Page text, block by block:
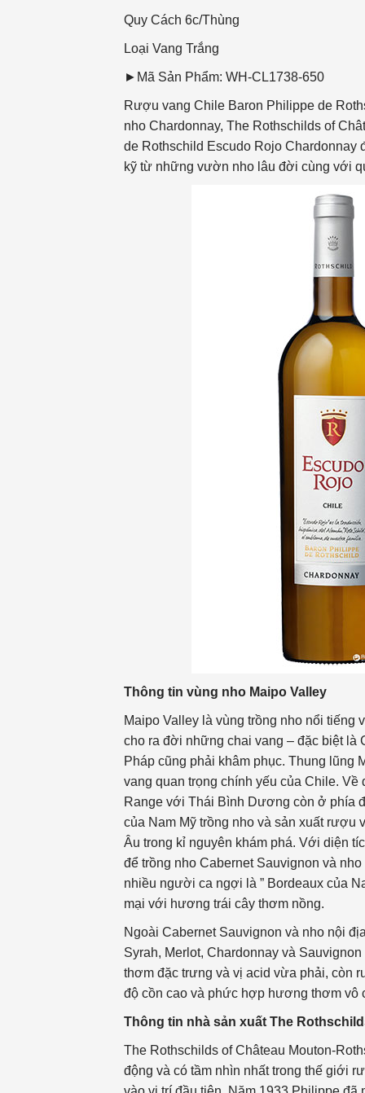
Quy Cách 6c/Thùng
Loại Vang Trắng
►Mã Sản Phẩm: WH-CL1738-650
Rượu vang Chile Baron Philippe de
nho Chardonnay, The Rothschilds of
de Rothschild Escudo Rojo Chardonnay
kỹ từ những vườn nho lâu đời cùng với
Thông tin vùng nho Maipo Valley
Maipo Valley là vùng trồng nho nổi tiếng
cho ra đời những chai vang – đặc biệt
Pháp cũng phải khâm phục. Thung lũng
vang quan trọng chính yếu của Chile.
Range với Thái Bình Dương còn ở phía
của Nam Mỹ trồng nho và sản xuất
Âu trong kỉ nguyên khám phá. Với diện
để trồng nho Cabernet Sauvignon và
nhiều người ca ngợi là ” Bordeaux của
mại với hương trái cây thơm nồng.
Ngoài Cabernet Sauvignon và nho nội
Syrah, Merlot, Chardonnay và
thơm đặc trưng và vị acid vừa phải, còn
độ cồn cao và phức hợp hương thơm vô
Thông tin nhà sản xuất The
The Rothschilds of Château Mouton-
động và có tầm nhìn nhất trong thế giới